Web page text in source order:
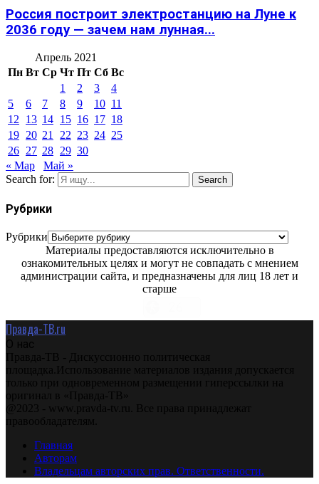
Россия построит электростанцию на Луне к
2036 году — зачем нам лунная...
Апрель 2021
Пн Вт Ср Чт Пт Сб Вс
1
2 3
4
5
6 7 8 9 10 11
12
13 14 15 16 17 18
19 20 21 22 23 24 25
26 27 28 29 30
« Мар
Май »
Search for:
Search
Рубрики
Рубрики
Материалы предоставляются исключительно в
ознакомительных целях и могут не совпадать с мнением
администрации сайта, и предназначены для лиц 18 лет и
старше
Правда-ТВ.ru
О нас
Правда-ТВ - Дискуссионно политическая
площадка.Использование материалов издания допускается
только при одновременном размещении гиперссылки на
оригинал в «Правда-ТВ»
@2023 - www.pravda-tv.ru. Все права принадлежат
правообладателям.
Главная
Авторам
Владельцам авторских прав. Ответственности.